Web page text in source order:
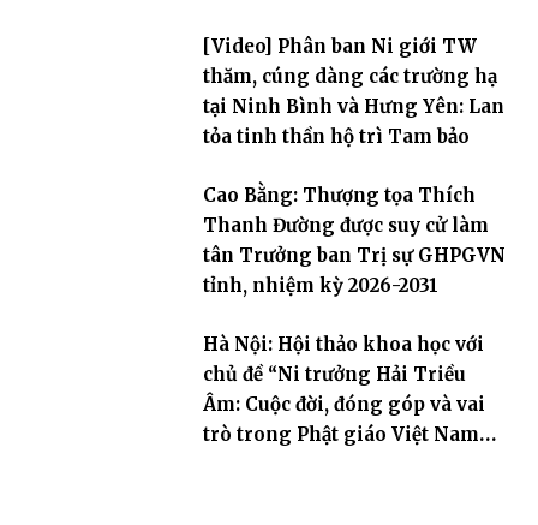
[Video] Phân ban Ni giới TW
thăm, cúng dàng các trường hạ
tại Ninh Bình và Hưng Yên: Lan
tỏa tinh thần hộ trì Tam bảo
Cao Bằng: Thượng tọa Thích
Thanh Đường được suy cử làm
tân Trưởng ban Trị sự GHPGVN
tỉnh, nhiệm kỳ 2026-2031
Hà Nội: Hội thảo khoa học với
chủ đề “Ni trưởng Hải Triều
Âm: Cuộc đời, đóng góp và vai
trò trong Phật giáo Việt Nam